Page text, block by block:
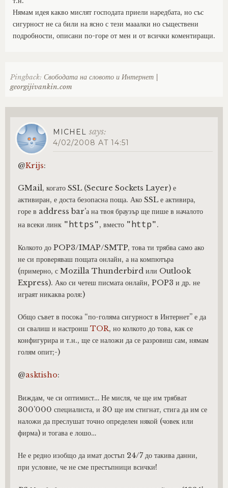
Нямам идея какво мислят господата приели наредбата, но със
сигурност не са били на ясно с тези мааалки но съществени
подробности, описани по-горе от мен и от всички коментиращи.
Pingback: Свободата на словото и Интернет |
georgijivankin.com
MICHEL says:
4/02/2008 AT 14:51
@Krijs:
GMail, когато SSL (Secure Sockets Layer) е
активиран, е доста безопасна поща. Ако SSL е активира,
горе в address bar’а на твоя браузър ще пише в началото
на всеки линк "https", вместо "http".
Колкото до POP3/IMAP/SMTP, това ти трябва само ако
не си проверяваш пощата онлайн, а на компютъра
(примерно, с Mozilla Thunderbird или Outlook
Express). Ако си четеш писмата онлайн, POP3 и др. не
играят никаква роля:)
Общо съвет в посока “по-голяма сигурност в Интернет” е да
си свалиш и настроиш TOR, но колкото до това, как се
конфигурира и т.н., ще се наложи да се разровиш сам, нямам
голям опит;-)
@asktisho:
Виждам, че си оптимист… Не мисля, че ще им трябват
300’000 специалиста, и 30 ще им стигнат, стига да им се
наложи да преслушат точно определен някой (човек или
фирма) и тогава е лошо…
Не е редно изобщо да имат достъп 24/7 до такива данни,
при условие, че не сме престъпници всички!